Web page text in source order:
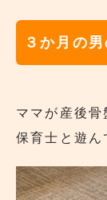
３か月の
ママが産後
保育士と遊ん